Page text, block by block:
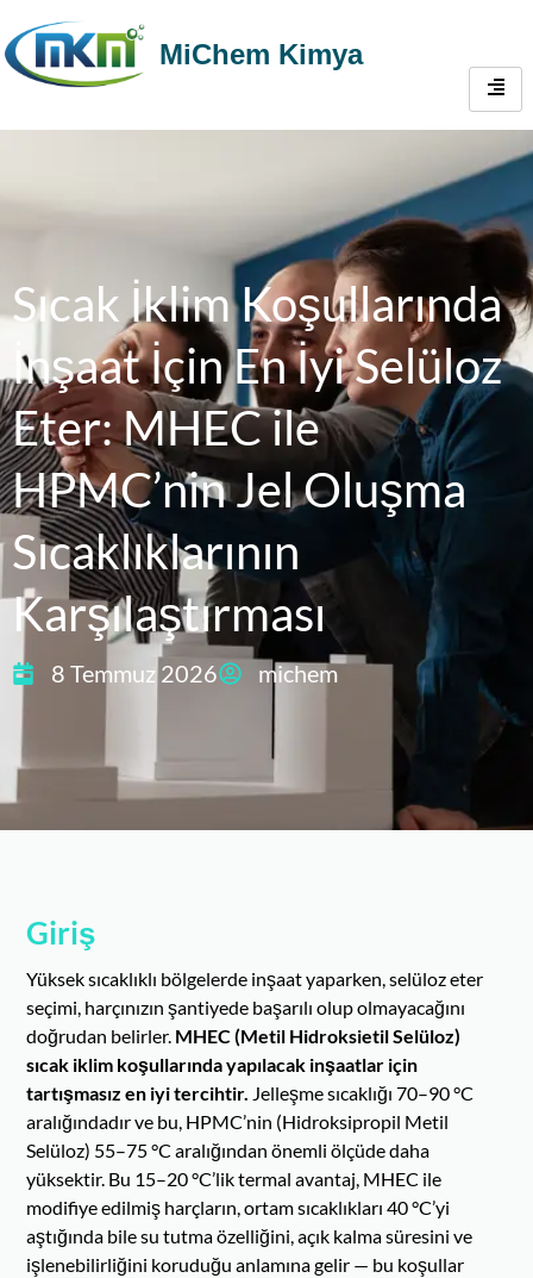
MiChem Kimya
Sıcak İklim Koşullarında
İnşaat İçin En İyi Selüloz
Eter: MHEC ile
HPMC’nin Jel Oluşma
Sıcaklıklarının
Karşılaştırması
8 Temmuz 2026 michem
Giriş
Yüksek sıcaklıklı bölgelerde inşaat yaparken, selüloz eter
seçimi, harçınızın şantiyede başarılı olup olmayacağını
doğrudan belirler. MHEC (Metil Hidroksietil Selüloz)
sıcak iklim koşullarında yapılacak inşaatlar için
tartışmasız en iyi tercihtir. Jelleşme sıcaklığı 70–90 °C
aralığındadır ve bu, HPMC’nin (Hidroksipropil Metil
Selüloz) 55–75 °C aralığından önemli ölçüde daha
yüksektir. Bu 15–20 °C’lik termal avantaj, MHEC ile
modifiye edilmiş harçların, ortam sıcaklıkları 40 °C’yi
aştığında bile su tutma özelliğini, açık kalma süresini ve
işlenebilirliğini koruduğu anlamına gelir — bu koşullar